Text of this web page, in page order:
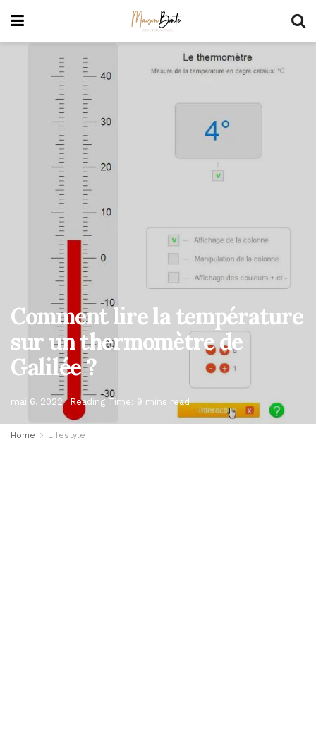
Comment lire la température
sur un thermomètre de
Galilée ?
mai 6, 2022 Reading Time: 9 mins read
Home Lifestyle